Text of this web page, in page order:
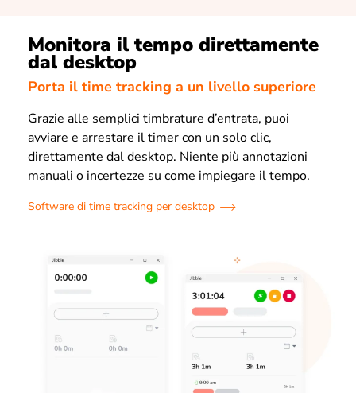
Monitora il tempo direttamente
dal desktop
Porta il time tracking a un livello superiore
Grazie alle semplici timbrature d’entrata, puoi
avviare e arrestare il timer con un solo clic,
direttamente dal desktop. Niente più annotazioni
manuali o incertezze su come impiegare il tempo.
Software di time tracking per desktop